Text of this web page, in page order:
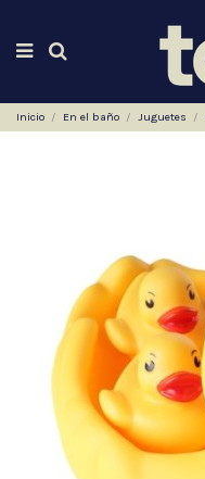
Inicio En el baño Juguetes